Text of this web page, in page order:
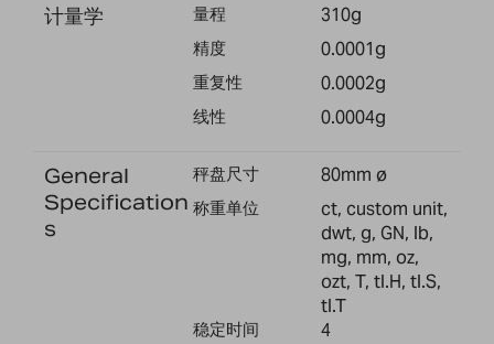
计量学 量程 310g
精度 0.0001g
重复性 0.0002g
线性 0.0004g
General
Specification
s
秤盘尺寸 80mm ø
称重单位
ct, custom unit,
dwt, g, GN, lb,
mg, mm, oz,
ozt, T, tl.H, tl.S,
tl.T
稳定时间 4